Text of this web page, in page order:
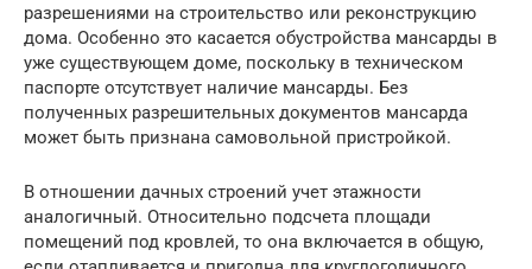
разрешениями на строительство или реконструкцию
дома. Особенно это касается обустройства мансарды в
уже существующем доме, поскольку в техническом
паспорте отсутствует наличие мансарды. Без
полученных разрешительных документов мансарда
может быть признана самовольной пристройкой.
В отношении дачных строений учет этажности
аналогичный. Относительно подсчета площади
помещений под кровлей, то она включается в общую,